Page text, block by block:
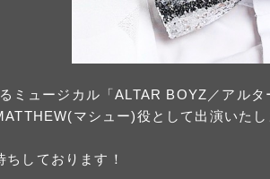
ミュージカル「ALTAR BOYZ／アル
マシュー)役として出演いたし
しております！